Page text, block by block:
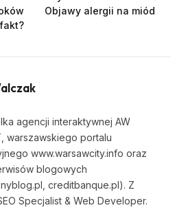
Objawy alergii na miód
agencji interaktywnej AW
warszawskiego portalu
www.warsawcity.info oraz
blogowych
creditbanque.pl). Z
Specjalist & Web Developer.